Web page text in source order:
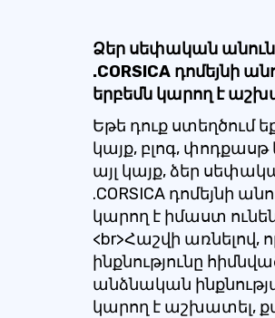
Ձեր սեփական
.CORSICA դոմեյնի
երբեմն կարող է
Եթե դուք ստեղծում
կայք, բլոգ,
այլ կայք, ձեր
.CORSICA դոմեյնի
կարող է իմաստ
<br>Հաշվի առնելով,
ինքնությունը
անձնական
կարող է աշխատել,